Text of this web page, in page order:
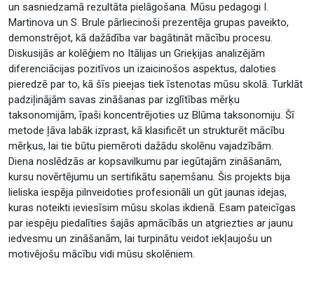
un sasniedzamā rezultāta pielāgošana. Mūsu pedagogi I.
Martinova un S. Brule pārliecinoši prezentēja grupas paveikto,
demonstrējot, kā dažādība var bagātināt mācību procesu.
Diskusijās ar kolēģiem no Itālijas un Grieķijas analizējām
diferenciācijas pozitīvos un izaicinošos aspektus, daloties
pieredzē par to, kā šīs pieejas tiek īstenotas mūsu skolā. Turklāt
padziļinājām savas zināšanas par izglītības mērķu
taksonomijām, īpaši koncentrējoties uz Blūma taksonomiju. Šī
metode ļāva labāk izprast, kā klasificēt un strukturēt mācību
mērķus, lai tie būtu piemēroti dažādu skolēnu vajadzībām.
Diena noslēdzās ar kopsavilkumu par iegūtajām zināšanām,
kursu novērtējumu un sertifikātu saņemšanu. Šis projekts bija
lieliska iespēja pilnveidoties profesionāli un gūt jaunas idejas,
kuras noteikti ieviesīsim mūsu skolas ikdienā. Esam pateicīgas
par iespēju piedalīties šajās apmācībās un atgriezties ar jaunu
iedvesmu un zināšanām, lai turpinātu veidot iekļaujošu un
motivējošu mācību vidi mūsu skolēniem.